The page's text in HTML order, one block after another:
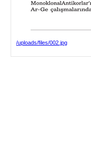
/uploads/files/002.jpg